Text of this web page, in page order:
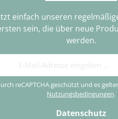
einfach unseren
sein, die über neue
werden.
reCAPTCHA geschützt und es
Nutzungsbedingungen.
Datenschutz